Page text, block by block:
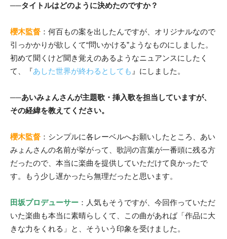
──タイトルはどのように決めたのですか？
櫻木監督 ：何百もの案を出したんですが、オリジナルなので
引っかかりが欲しくて“問いかける”ようなものにしました。
初めて聞くけど聞き覚えのあるようなニュアンスにしたく
て、『あした世界が終わるとしても 』にしました。
──あいみょんさんが主題歌・挿入歌を担当していますが、
その経緯を教えてください。
櫻木監督 ：シンプルに各レーベルへお願いしたところ、あい
みょんさんの名前が挙がって、歌詞の言葉が一番頭に残る方
だったので、本当に楽曲を提供していただけて良かったで
す。もう少し遅かったら無理だったと思います。
田坂プロデューサー ：人気もそうですが、今回作っていただ
いた楽曲も本当に素晴らしくて、この曲があれば「作品に大
きな力をくれる」と、そういう印象を受けました。